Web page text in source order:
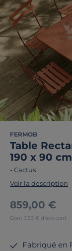
FERMOB
Table
190 x 90
- Cactus
Voir la description
859,00 €
Dont 3,53 € d'éco-part
Fabriqué en